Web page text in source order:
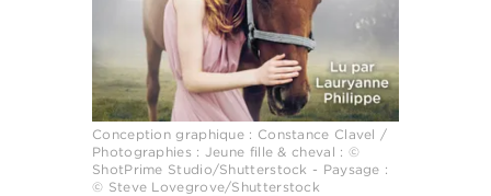
Conception graphique : Constance Clavel /
Photographies : Jeune fille & cheval : ©
ShotPrime Studio/Shutterstock - Paysage :
© Steve Lovegrove/Shutterstock